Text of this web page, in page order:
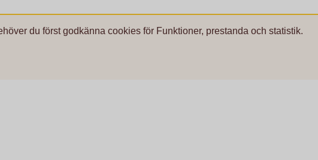
du först godkänna cookies för Funktioner, prestanda och statistik.